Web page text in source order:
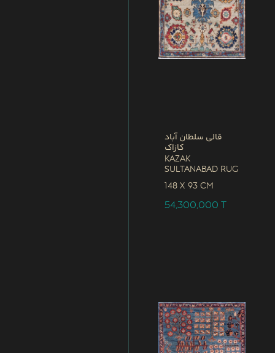
قالی سلطان آباد
کازاک
Kazak
Sultanabad Rug
148 x 93 CM
54,300,000T